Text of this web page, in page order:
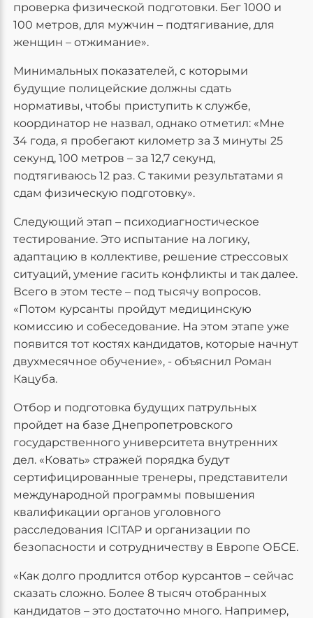
проверка физической подготовки. Бег 1000 и
100 метров, для мужчин – подтягивание, для
женщин – отжимание».
Минимальных показателей, с которыми
будущие полицейские должны сдать
нормативы, чтобы приступить к службе,
координатор не назвал, однако отметил: «Мне
34 года, я пробегают километр за 3 минуты 25
секунд, 100 метров – за 12,7 секунд,
подтягиваюсь 12 раз. С такими результатами я
сдам физическую подготовку».
Следующий этап – психодиагностическое
тестирование. Это испытание на логику,
адаптацию в коллективе, решение стрессовых
ситуаций, умение гасить конфликты и так далее.
Всего в этом тесте – под тысячу вопросов.
«Потом курсанты пройдут медицинскую
комиссию и собеседование. На этом этапе уже
появится тот костях кандидатов, которые начнут
двухмесячное обучение», - объяснил Роман
Кацуба.
Отбор и подготовка будущих патрульных
пройдет на базе Днепропетровского
государственного университета внутренних
дел. «Ковать» стражей порядка будут
сертифицированные тренеры, представители
международной программы повышения
квалификации органов уголовного
расследования ICITAP и организации по
безопасности и сотрудничеству в Европе ОБСЕ.
«Как долго продлится отбор курсантов – сейчас
сказать сложно. Более 8 тысяч отобранных
кандидатов – это достаточно много. Например,